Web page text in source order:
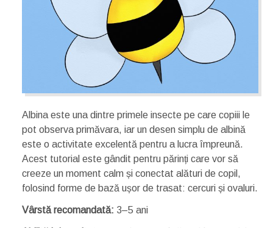
Albina este una dintre primele insecte pe care copiii le
pot observa primăvara, iar un desen simplu de albină
este o activitate excelentă pentru a lucra împreună.
Acest tutorial este gândit pentru părinți care vor să
creeze un moment calm și conectat alături de copil,
folosind forme de bază ușor de trasat: cercuri și ovaluri.
Vârstă recomandată: 3–5 ani